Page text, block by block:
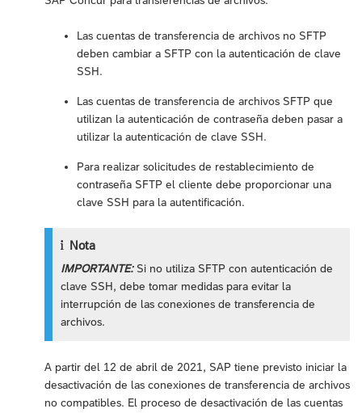
Las cuentas de transferencia de archivos no SFTP
deben cambiar a SFTP con la autenticación de clave
SSH.
Las cuentas de transferencia de archivos SFTP que
utilizan la autenticación de contraseña deben pasar a
utilizar la autenticación de clave SSH.
Para realizar solicitudes de restablecimiento de
contraseña SFTP el cliente debe proporcionar una
clave SSH para la autentificación.
Nota
IMPORTANTE:Si no utiliza SFTP con autenticación de
clave SSH, debe tomar medidas para evitar la
interrupción de las conexiones de transferencia de
archivos.
A partir del 12 de abril de 2021, SAP tiene previsto iniciar la
desactivación de las conexiones de transferencia de archivos
no compatibles. El proceso de desactivación de las cuentas